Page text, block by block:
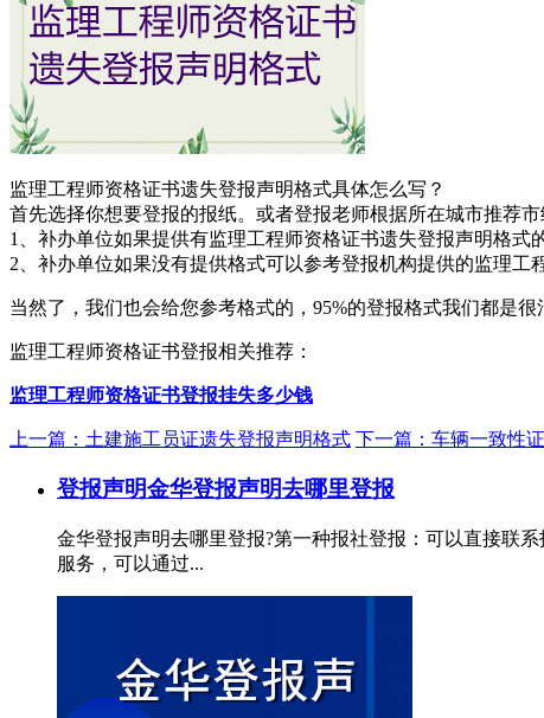
监理工程师资格证书遗失登报声明格式具体怎么写？
首先选择你想要登报的报纸。或者登报老师根据所在城市推荐
1、补办单位如果提供有监理工程师资格证书遗失登报声明格
2、补办单位如果没有提供格式可以参考登报机构提供的监理工
当然了，我们也会给您参考格式的，95%的登报格式我们都是
监理工程师资格证书登报相关推荐：
监理工程师资格证书登报挂失多少钱
上一篇：土建施工员证遗失登报声明格式 下一篇：车辆一致性
登报声明金华登报声明去哪里登报
金华登报声明去哪里登报?第一种报社登报：可以直接联
服务，可以通过...